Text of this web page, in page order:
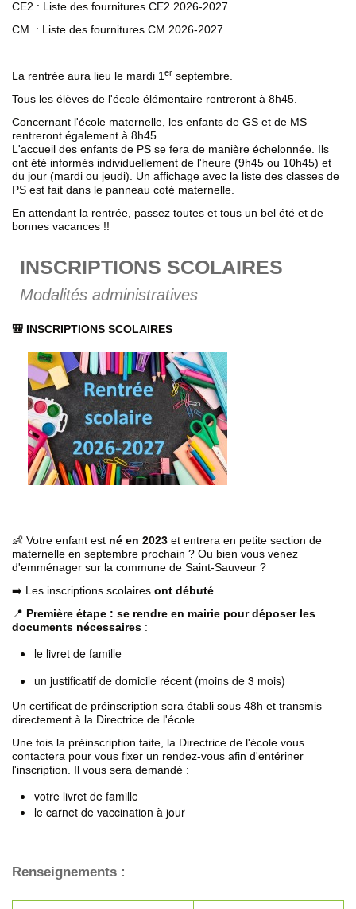
CE2 : Liste des fournitures CE2 2026-2027
CM : Liste des fournitures CM 2026-2027
La rentrée aura lieu le mardi 1 er septembre.
Tous les élèves de l'école élémentaire rentreront à 8h45.
Concernant l'école maternelle, les enfants de GS et de MS
rentreront également à 8h45.
L'accueil des enfants de PS se fera de manière échelonnée. Ils
ont été informés individuellement de l'heure (9h45 ou 10h45) et
du jour (mardi ou jeudi). Un affichage avec la liste des classes de
PS est fait dans le panneau coté maternelle.
En attendant la rentrée, passez toutes et tous un bel été et de
bonnes vacances !!
INSCRIPTIONS SCOLAIRES
Modalités administratives
🎒 INSCRIPTIONS SCOLAIRES
👶 Votre enfant est né en 2023 et entrera en petite section de
maternelle en septembre prochain ? Ou bien vous venez
d'emménager sur la commune de Saint-Sauveur ?
➡️ Les inscriptions scolaires ont débuté
📍 Première étape : se rendre en mairie pour déposer les
documents nécessaires :
le livret de famille
un justificatif de domicile récent (moins de 3 mois)
Un certificat de préinscription sera établi sous 48h et transmis
directement à la Directrice de l'école.
Une fois la préinscription faite, la Directrice de l'école vous
contactera pour vous fixer un rendez-vous afin d'entériner
l'inscription. Il vous sera demandé :
votre livret de famille
le carnet de vaccination à jour
Renseignements :